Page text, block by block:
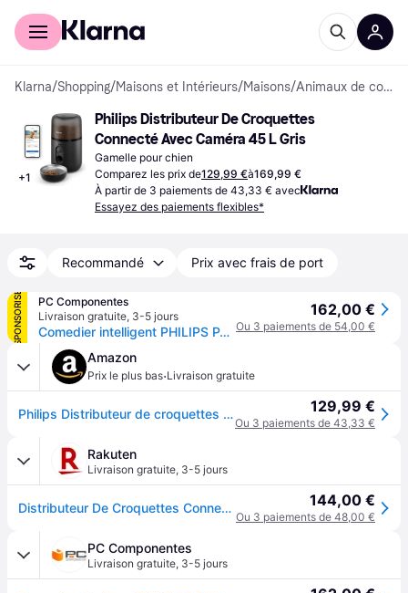
Acheter avec Klarna
Klarna/Shopping/Maisons et Intérieurs/Maisons/ Animaux de compagnie
+1
Philips Distributeur De Croquettes
Connecté Avec Caméra 45 L Gris
Gamelle pour chien
Comparez les prix de129,99 €à169,99 €
À partir de 3 paiements de 43,33 € avec
Essayez des paiements flexibles*
Recommandé Prix avec frais de port
SPONSORISÉ
PC Componentes
Livraison gratuite, 3-5 jours
Comedier intelligent PHILIPS PAW5320/02 caméra HD Wi-Fi 4,5L programmable
162,00 €
Ou 3 paiements de 54,00 €
Amazon
Prix le plus bas·Livraison gratuite
Philips Distributeur de croquettes connecté, Bol 4,5L, caméra & Micro, Noir 129,99 €
Ou 3 paiements de 43,33 €
Rakuten
Livraison gratuite, 3-5 jours
Distributeur De Croquettes Connecté Avec Caméra Philips Série Pet Paw5320/02 144,00 €
Ou 3 paiements de 48,00 €
PC Componentes
Livraison gratuite, 3-5 jours